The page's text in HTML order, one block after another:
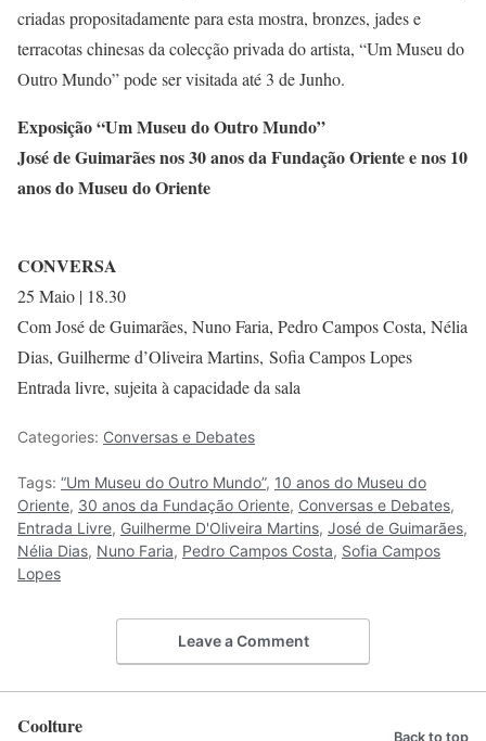
criadas propositadamente para esta mostra, bronzes, jades e
terracotas chinesas da colecção privada do artista, “Um Museu do
Outro Mundo” pode ser visitada até 3 de Junho.
Exposição “Um Museu do Outro Mundo”
José de Guimarães nos 30 anos da Fundação Oriente e nos 10
anos do Museu do Oriente
CONVERSA
25 Maio | 18.30
Com José de Guimarães, Nuno Faria, Pedro Campos Costa, Nélia
Dias, Guilherme d’Oliveira Martins, Sofia Campos Lopes
Entrada livre, sujeita à capacidade da sala
Categories: Conversas e Debates
Tags: “Um Museu do Outro Mundo”, 10 anos do Museu do
Oriente, 30 anos da Fundação Oriente, Conversas e Debates,
Entrada Livre, Guilherme D'Oliveira Martins, José de Guimarães,
Nélia Dias, Nuno Faria, Pedro Campos Costa, Sofia Campos
Lopes
Leave a Comment
Coolture Back to top